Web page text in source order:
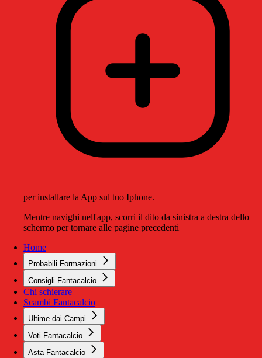
per installare la App sul tuo Iphone.
Mentre navighi nell'app, scorri il dito da sinistra a destra dello
schermo per tornare alle pagine precedenti
Home
Probabili Formazioni
Consigli Fantacalcio
Chi schierare
Scambi Fantacalcio
Ultime dai Campi
Voti Fantacalcio
Asta Fantacalcio